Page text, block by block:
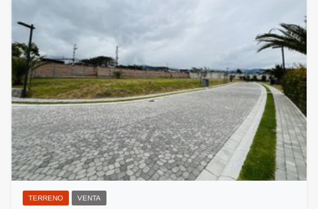
TERRENO VENTA